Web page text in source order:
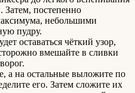
Затем, постепенно
небольшими
пудру.
оставаться чёткий узор,
вмешайте в сливки
а на остальные выложите по
его. Затем сложите их